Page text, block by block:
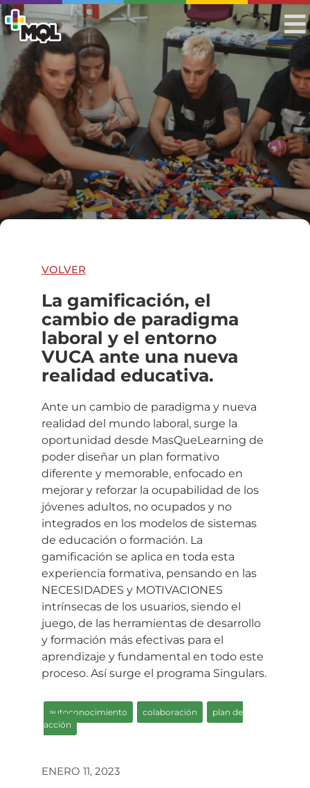
VOLVER
La gamificación, el
cambio de paradigma
laboral y el entorno
VUCA ante una nueva
realidad educativa.
Ante un cambio de paradigma y nueva
realidad del mundo laboral, surge la
oportunidad desde MasQueLearning de
poder diseñar un plan formativo
diferente y memorable, enfocado en
mejorar y reforzar la ocupabilidad de los
jóvenes adultos, no ocupados y no
integrados en los modelos de sistemas
de educación o formación. La
gamificación se aplica en toda esta
experiencia formativa, pensando en las
NECESIDADES y MOTIVACIONES
intrínsecas de los usuarios, siendo el
juego, de las herramientas de desarrollo
y formación más efectivas para el
aprendizaje y fundamental en todo este
proceso. Así surge el programa Singulars.
autoconocimiento colaboración
plan de
acción
ENERO 11, 2023